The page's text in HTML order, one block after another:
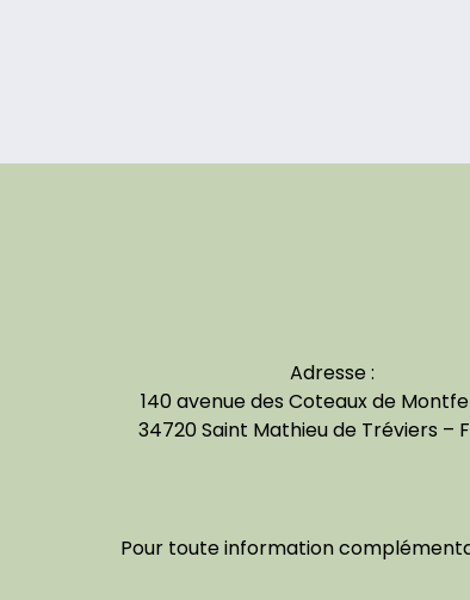
Adresse :
140 avenue des Coteaux de
34720 Saint Mathieu de Tréviers –
Pour toute information